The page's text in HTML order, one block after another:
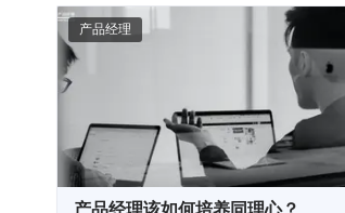
产品经理
产品经理该如何培养同理心？